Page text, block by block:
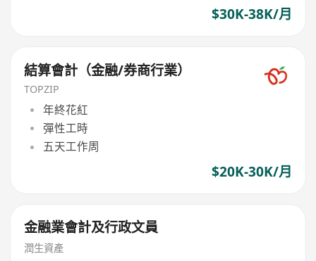
$30K-38K/月
結算會計（金融/券商行業）
TOPZIP
年終花紅
彈性工時
五天工作周
$20K-30K/月
金融業會計及行政文員
潤生資產